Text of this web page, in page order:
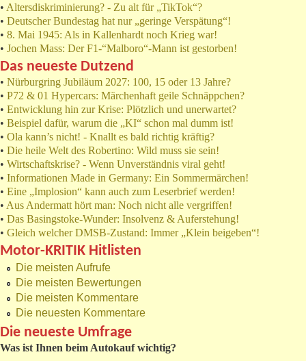
• Altersdiskriminierung? - Zu alt für „TikTok“?
• Deutscher Bundestag hat nur „geringe Verspätung“!
• 8. Mai 1945: Als in Kallenhardt noch Krieg war!
• Jochen Mass: Der F1-“Malboro“-Mann ist gestorben!
Das neueste Dutzend
• Nürburgring Jubiläum 2027: 100, 15 oder 13 Jahre?
• P72 & 01 Hypercars: Märchenhaft geile Schnäppchen?
• Entwicklung hin zur Krise: Plötzlich und unerwartet?
• Beispiel dafür, warum die „KI“ schon mal dumm ist!
• Ola kann’s nicht! - Knallt es bald richtig kräftig?
• Die heile Welt des Robertino: Wild muss sie sein!
• Wirtschaftskrise? - Wenn Unverständnis viral geht!
• Informationen Made in Germany: Ein Sommermärchen!
• Eine „Implosion“ kann auch zum Leserbrief werden!
• Aus Andermatt hört man: Noch nicht alle vergriffen!
• Das Basingstoke-Wunder: Insolvenz & Auferstehung!
• Gleich welcher DMSB-Zustand: Immer „Klein beigeben“!
Motor-KRITIK Hitlisten
Die meisten Aufrufe
Die meisten Bewertungen
Die meisten Kommentare
Die neuesten Kommentare
Die neueste Umfrage
Was ist Ihnen beim Autokauf wichtig?